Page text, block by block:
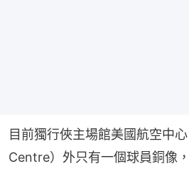
目前獨行俠主場館美國航空中
Centre）外只有一個球員銅像